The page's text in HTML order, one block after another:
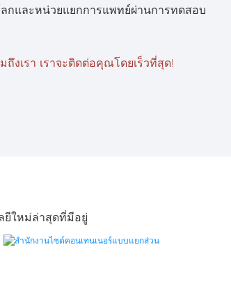
กและหน่วยแยกการแพทย์ผ่านการทดสอบ
เรา เราจะติดต่อคุณโดยเร็วที่สุด!
ยีใหม่ล่าสุดที่มีอยู่